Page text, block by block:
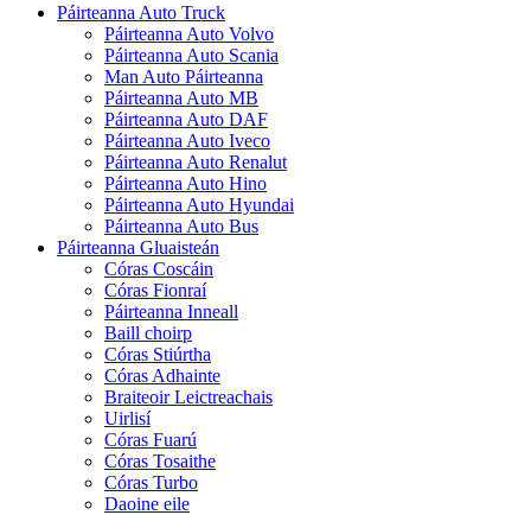
Páirteanna Auto Truck
Páirteanna Auto Volvo
Páirteanna Auto Scania
Man Auto Páirteanna
Páirteanna Auto MB
Páirteanna Auto DAF
Páirteanna Auto Iveco
Páirteanna Auto Renalut
Páirteanna Auto Hino
Páirteanna Auto Hyundai
Páirteanna Auto Bus
Páirteanna Gluaisteán
Córas Coscáin
Córas Fionraí
Páirteanna Inneall
Baill choirp
Córas Stiúrtha
Córas Adhainte
Braiteoir Leictreachais
Uirlisí
Córas Fuarú
Córas Tosaithe
Córas Turbo
Daoine eile